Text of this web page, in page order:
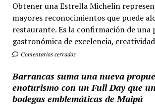
Obtener una Estrella Michelin
mayores reconocimientos que puede
restaurante. Es la confirmación de una
gastronómica de excelencia,
Comentarios cerrados
Barrancas suma una nueva
enoturismo con un Full Day que
bodegas emblemáticas de Maipú